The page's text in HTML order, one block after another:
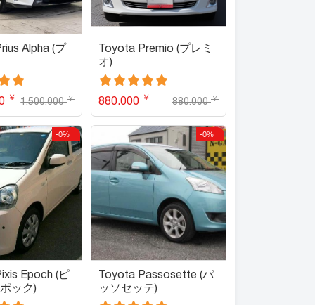
Alpha (プ
1.500.000￥
￥
Toyota Premio (プレミ
オ)
880.000￥
880.000 ￥
-0%
Epoch (ピ
ック)
-0%
Toyota Passosette (パ
ッソセッテ)